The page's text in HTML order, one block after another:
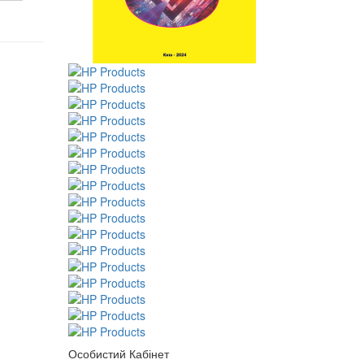
Особистий Кабінет